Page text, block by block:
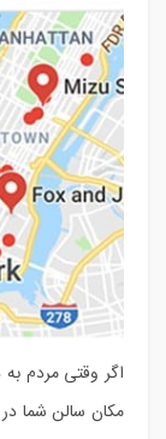
اگر وقتی مردم
مکان سالن شما